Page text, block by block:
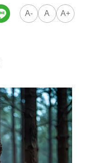
A- A A+